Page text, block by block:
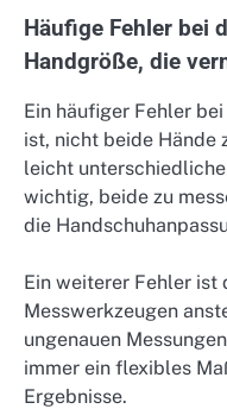
Häufige Fehler bei
Handgröße, die
Ein häufiger Fehler
ist, nicht beide Hände
leicht
wichtig, beide zu
die
Ein weiterer Fehler ist
Messwerkzeugen
ungenauen
immer ein flexibles
Ergebnisse.